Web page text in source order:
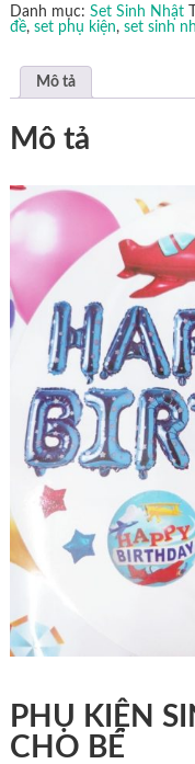
nhật
mã
lượng
Danh mục: Set Sinh Nhật
đề, set phụ kiện, set sinh
Mô tả
Mô tả
PHỤ KIỆN
CHO BÉ